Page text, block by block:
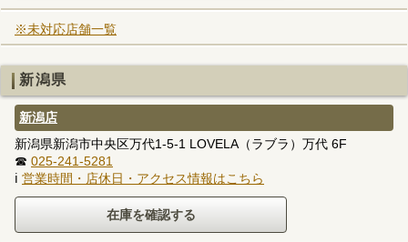
※未対応店舗一覧
新潟県
新潟店
新潟県新潟市中央区万代1-5-1 LOVELA（ラブラ）万代 6F
☎ 025-241-5281
ℹ 営業時間・店休日・アクセス情報はこちら